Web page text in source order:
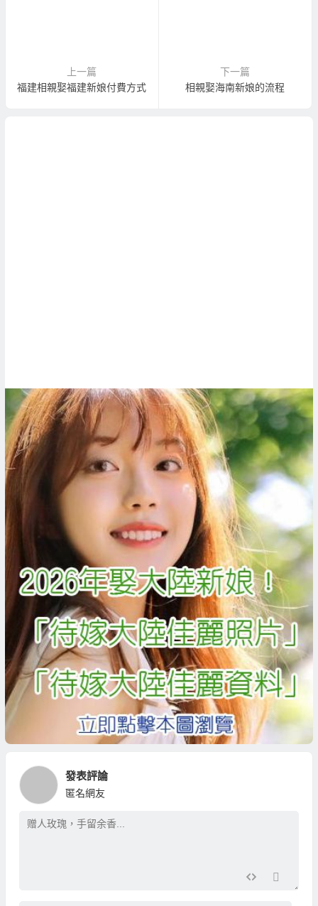
上一篇
福建相親娶福建新娘付費方式
下一篇
相親娶海南新娘的流程
發表評論
匿名網友